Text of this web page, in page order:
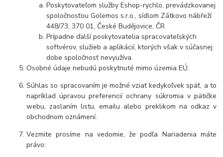
Poskytovateľom služby Eshop-rychlo, prevádzkovanej
spoločnosťou Golemos s.r.o., sídlom Zátkovo nábřeží
448/73, 370 01, České Budějovice, ČR
Prípadne ďalší poskytovatelia spracovateľských
softvérov, služieb a aplikácií, ktorých však v súčasnej
dobe spoločnosť nevyužíva.
Osobné údaje nebudú poskytnuté mimo územia EÚ.
Súhlas so spracovaním je možné vziať kedykoľvek späť, a to
napríklad úpravou preferencií ochrany súkromia v pätičke
webu, zaslaním listu, emailu alebo preklikom na odkaz v
obchodnom oznámení.
Vezmite prosíme na vedomie, že podľa Nariadenia máte
právo: